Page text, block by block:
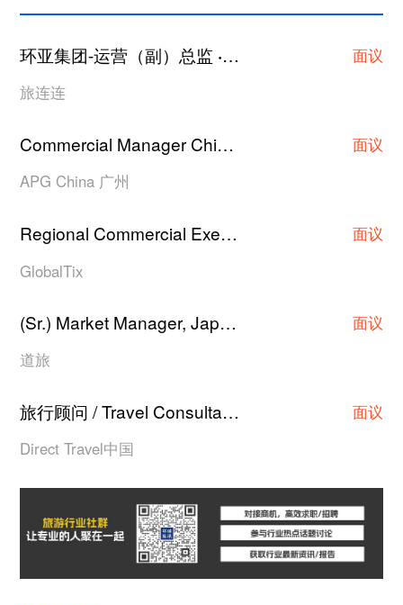
环亚集团-运营（副）总监 · 上海
面议
旅连连
Commercial Manager China
面议
APG China 广州
Regional Commercial Executive/Asst Manager/Manager
面议
GlobalTix
(Sr.) Market Manager, Japan Hotel Contracting ·
面议
道旅
旅行顾问 / Travel Consultant·
面议
Direct Travel中国